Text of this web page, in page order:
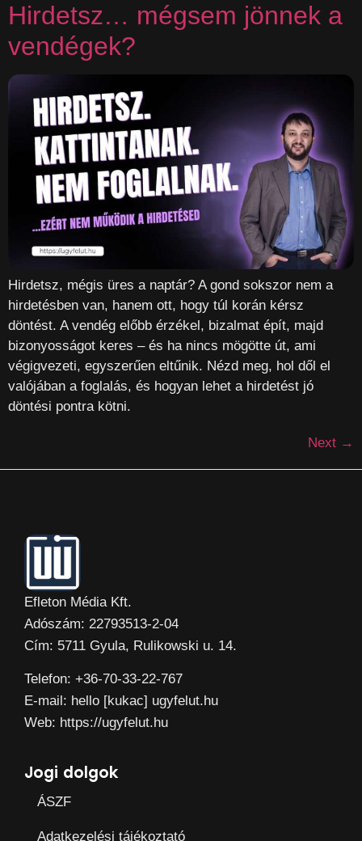
Hirdetsz… mégsem jönnek a
vendégek?
Hirdetsz, mégis üres a naptár? A gond sokszor nem a
hirdetésben van, hanem ott, hogy túl korán kérsz
döntést. A vendég előbb érzékel, bizalmat épít, majd
bizonyosságot keres – és ha nincs mögötte út, ami
végigvezeti, egyszerűen eltűnik. Nézd meg, hol dől el
valójában a foglalás, és hogyan lehet a hirdetést jó
döntési pontra kötni.
Next →
Efleton Média Kft.
Adószám: 22793513-2-04
Cím: 5711 Gyula, Rulikowski u. 14.
Telefon: +36-70-33-22-767
E-mail: hello [kukac] ugyfelut.hu
Web: https://ugyfelut.hu
Jogi dolgok
ÁSZF
Adatkezelési tájékoztató